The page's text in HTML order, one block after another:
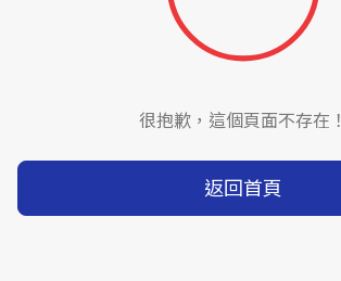
很抱歉，這個頁面不存在！
返回首頁